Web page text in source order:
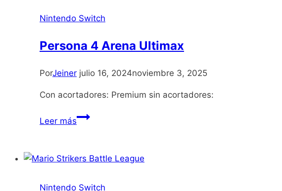
Nintendo Switch
Persona 4 Arena Ultimax
PorJeiner julio 16, 2024noviembre 3, 2025
Con acortadores: Premium sin acortadores:
Leer másPersona
Ultimax
Nintendo Switch